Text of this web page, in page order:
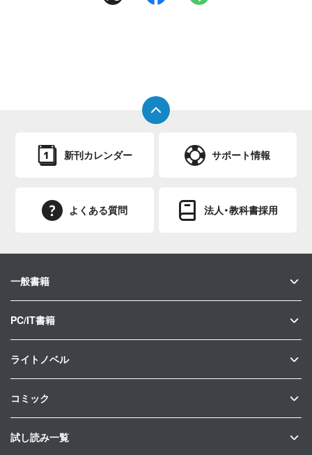
新刊カレンダー サポート情報
よくある質問 法人・教科書採用
一般書籍
PC/IT書籍
ライトノベル
コミック
試し読み一覧